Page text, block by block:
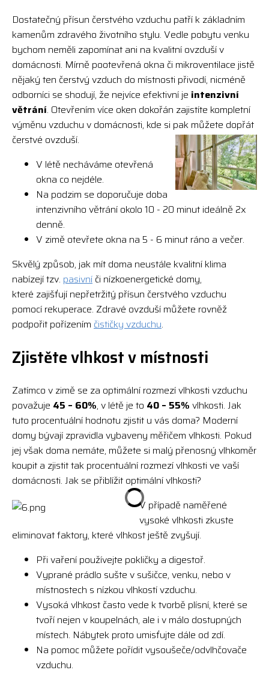
Dostatečný přísun čerstvého vzduchu patří k základním
kamenům zdravého životního stylu. Vedle pobytu venku
bychom neměli zapomínat ani na kvalitní ovzduší v
domácnosti. Mírně pootevřená okna či mikroventilace jistě
nějaký ten čerstvý vzduch do místnosti přivodí, nicméně
odborníci se shodují, že nejvíce efektivní je intenzivní
větrání. Otevřením více oken dokořán zajistíte kompletní
výměnu vzduchu v domácnosti, kde si pak můžete dopřát
čerstvé ovzduší.
V létě necháváme otevřená
okna co nejdéle.
Na podzim se doporučuje doba
intenzivního větrání okolo 10 - 20 minut ideálně 2x
denně.
V zimě otevřete okna na 5 - 6 minut ráno a večer.
Skvělý způsob, jak mít doma neustále kvalitní klima
nabízejí tzv. pasivní či nízkoenergetické domy,
které zajišťují nepřetržitý přísun čerstvého vzduchu
pomocí rekuperace. Zdravé ovzduší můžete rovněž
podpořit pořízením čističky vzduchu.
Zjistěte vlhkost v místnosti
Zatímco v zimě se za optimální rozmezí vlhkosti vzduchu
považuje 45 – 60%, v létě je to 40 – 55% vlhkosti. Jak
tuto procentuální hodnotu zjistit u vás doma? Moderní
domy bývají zpravidla vybaveny měřičem vlhkosti. Pokud
jej však doma nemáte, můžete si malý přenosný vlhkoměr
koupit a zjistit tak procentuální rozmezí vlhkosti ve vaší
domácnosti. Jak se přiblížit optimální vlhkosti?
V případě naměřené
vysoké vlhkosti zkuste
eliminovat faktory, které vlhkost ještě zvyšují.
Při vaření používejte pokličky a digestoř.
Vyprané prádlo sušte v sušičce, venku, nebo v
místnostech s nízkou vlhkostí vzduchu.
Vysoká vlhkost často vede k tvorbě plísní, které se
tvoří nejen v koupelnách, ale i v málo dostupných
místech. Nábytek proto umisťujte dále od zdí.
Na pomoc můžete pořídit vysoušeče/odvlhčovače
vzduchu.